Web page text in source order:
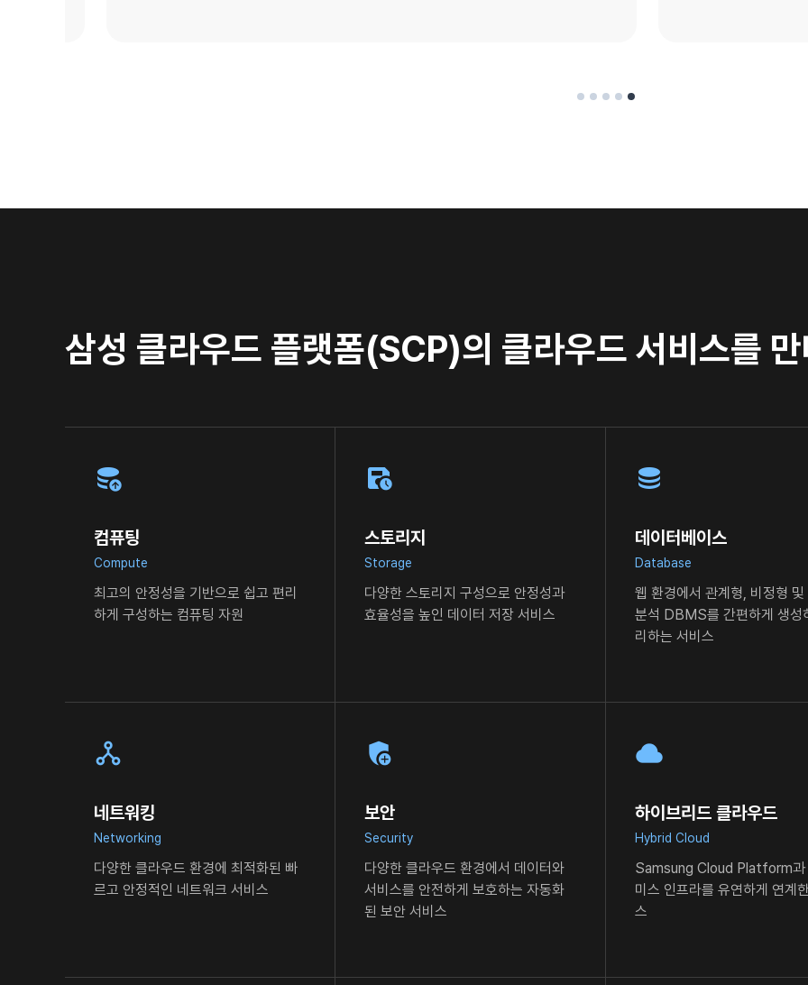
삼성 클라우드 플랫폼(SCP)의 클라우드 서비스를
컴퓨팅
Compute
최고의 안정성을 기반으로 쉽고 편리
하게 구성하는 컴퓨팅 자원
스토리지
Storage
다양한 스토리지 구성으로 안정성과
효율성을 높인 데이터 저장 서비스
데이터베이스
Database
웹 환경에서 관계형, 비정형 및
분석 DBMS를 간편하게 생성
리하는 서비스
네트워킹
Networking
다양한 클라우드 환경에 최적화된 빠
르고 안정적인 네트워크 서비스
보안
Security
다양한 클라우드 환경에서 데이터와
서비스를 안전하게 보호하는 자동화
된 보안 서비스
하이브리드 클라우드
Hybrid Cloud
Samsung Cloud Platform과
미스 인프라를 유연하게 연계
스